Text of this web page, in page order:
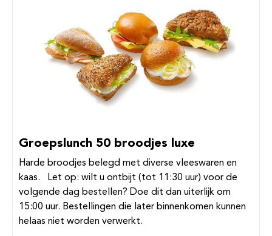
Groepslunch 50 broodjes luxe
Harde broodjes belegd met diverse vleeswaren en
kaas. Let op: wilt u ontbijt (tot 11:30 uur) voor de
volgende dag bestellen? Doe dit dan uiterlijk om
15:00 uur. Bestellingen die later binnenkomen kunnen
helaas niet worden verwerkt.